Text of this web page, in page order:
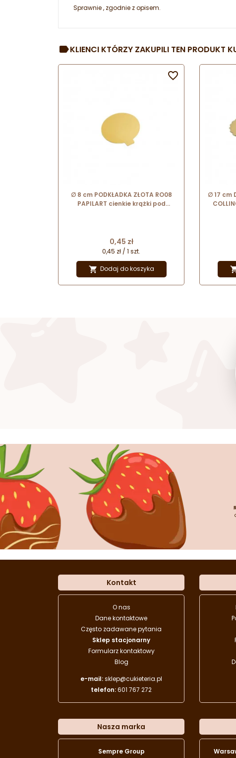
Sprawnie , zgodnie z opisem.
KLIENCI KTÓRZY ZAKUPILI TEN PRODUKT
∅ 8 cm PODKŁADKA ZŁOTA RO08
PAPILART cienkie krążki pod
Cena
0,45 zł
0,45 zł / 1 szt.
 Dodaj do koszyka

∅ 17 cm
Kontakt
O nas
Dane kontaktowe
Często zadawane pytania
Sklep stacjonarny
Formularz kontaktowy
Blog
e-mail:sklep@cukieteria.pl
telefon:601 767 272
Nasza marka
Sempre Group